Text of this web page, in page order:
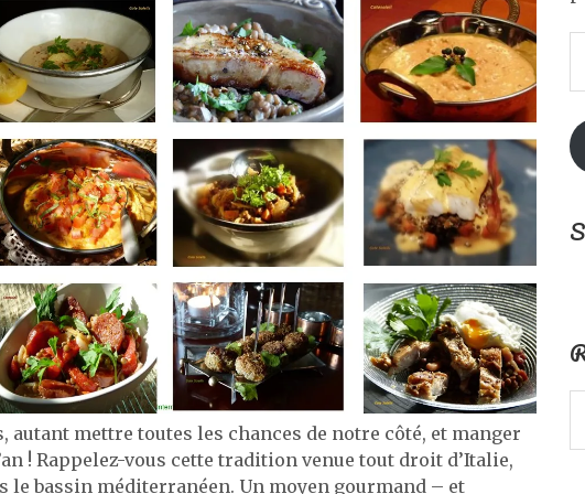
autant mettre toutes les chances de notre côté, et manger
! Rappelez-vous cette tradition venue tout droit d’Italie,
le bassin méditerranéen. Un moyen gourmand – et